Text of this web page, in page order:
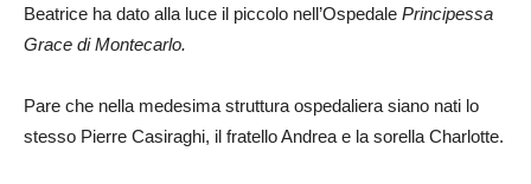
Beatrice ha dato alla luce il piccolo nell’Ospedale Principessa
Grace di Montecarlo.
Pare che nella medesima struttura ospedaliera siano nati lo
stesso Pierre Casiraghi, il fratello Andrea e la sorella Charlotte.